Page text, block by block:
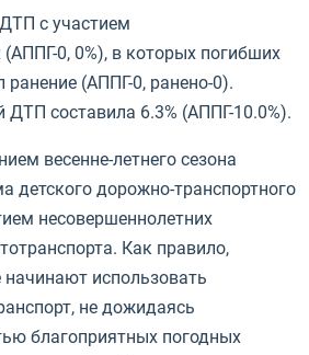
с участием
0, 0%), в которых погибших
ранение (АППГ-0, ранено-0).
ДТП составила 6.3% (АППГ-10.0%).
весенне-летнего сезона
детского дорожно-транспортного
несовершеннолетних
Как правило,
использовать
не дожидаясь
благоприятных погодных